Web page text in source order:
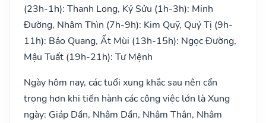
(23h-1h): Thanh Long, Kỷ Sửu (1h-3h): Minh
Đường, Nhâm Thìn (7h-9h): Kim Quỹ, Quý Tị (9h-
11h): Bảo Quang, Ất Mùi (13h-15h): Ngọc Đường,
Mậu Tuất (19h-21h): Tư Mệnh
Ngày hôm nay, các tuổi xung khắc sau nên cẩn
trọng hơn khi tiến hành các công việc lớn là Xung
ngày: Giáp Dần, Nhâm Dần, Nhâm Thân, Nhâm